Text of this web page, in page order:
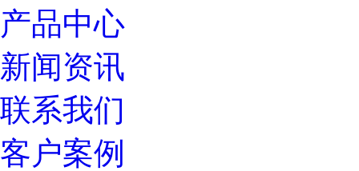
产品中心
新闻资讯
联系我们
客户案例